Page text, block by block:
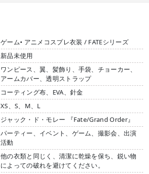
ゲーム• アニメコスプレ衣装 / FATEシリーズ
新品未使用
ワンピース、翼、髪飾り、手袋、チョーカー、
アームカバー、透明ストラップ
コーティング布、EVA、針金
XS、S、M、L
ジャック・ド・モレー 『Fate/Grand Order』
パーティー、イベント、ゲーム、撮影会、出演
活動
他の衣類と同じく、清潔に乾燥を保ち、鋭い物
によっての破れを避けてください。